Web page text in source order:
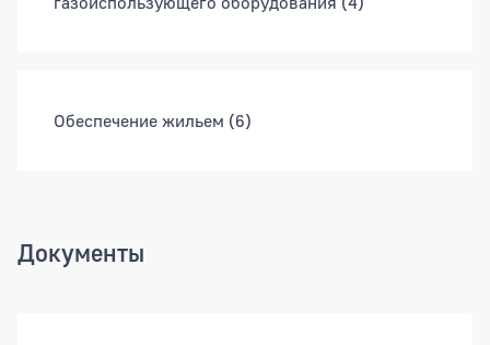
Обеспечение жильем (6)
Документы